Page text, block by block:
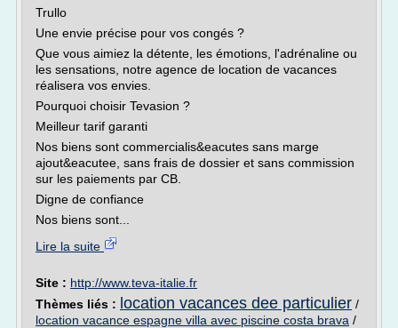
Trullo
Une envie précise pour vos congés ?
Que vous aimiez la détente, les émotions, l'adrénaline ou
les sensations, notre agence de location de vacances
réalisera vos envies.
Pourquoi choisir Tevasion ?
Meilleur tarif garanti
Nos biens sont commercialis&eacutes sans marge
ajout&eacutee, sans frais de dossier et sans commission
sur les paiements par CB.
Digne de confiance
Nos biens sont...
Lire la suite
Site : http://www.teva-italie.fr
Thèmes liés : location vacances dee particulier /
location vacance espagne villa avec piscine costa brava /